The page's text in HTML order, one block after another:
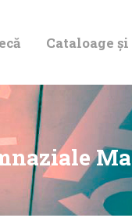
Cataloage